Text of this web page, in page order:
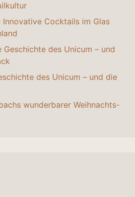
Innovative Cocktails im Glas
Geschichte des Unicum – und
des Unicum – und die
wunderbarer Weihnachts-